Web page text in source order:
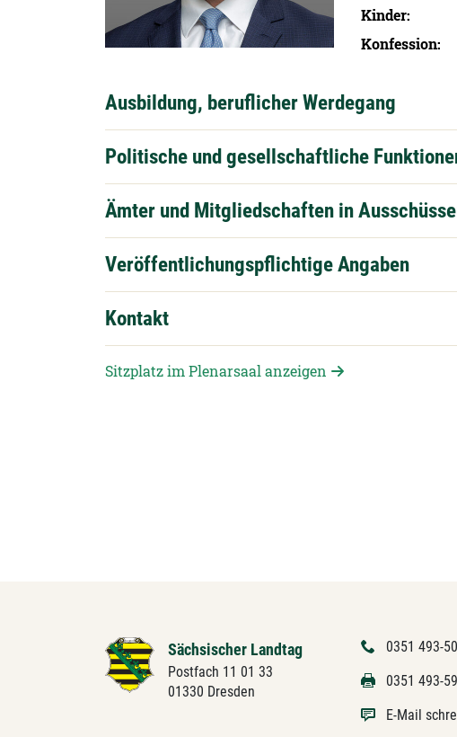
Kinder
Konfession
Ausbildung, beruflicher Werdegang
Politische und gesellschaftliche
Ämter und Mitgliedschaften in
Veröffentlichungspflichtige Angaben
Kontakt
Sitzplatz im Plenarsaal anzeigen
Sächsischer Landtag
Postfach 11 01 33
01330 Dresden
0351 493-50
0351 493-
E-Mail